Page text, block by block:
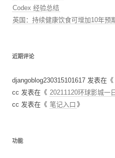
Codex 经验总结
英国：持续健康饮食可增加10年预
近期评论
djangoblog230315101617 发表在《
cc 发表在《 20211120环球影城一
cc 发表在《 笔记入口 》
功能